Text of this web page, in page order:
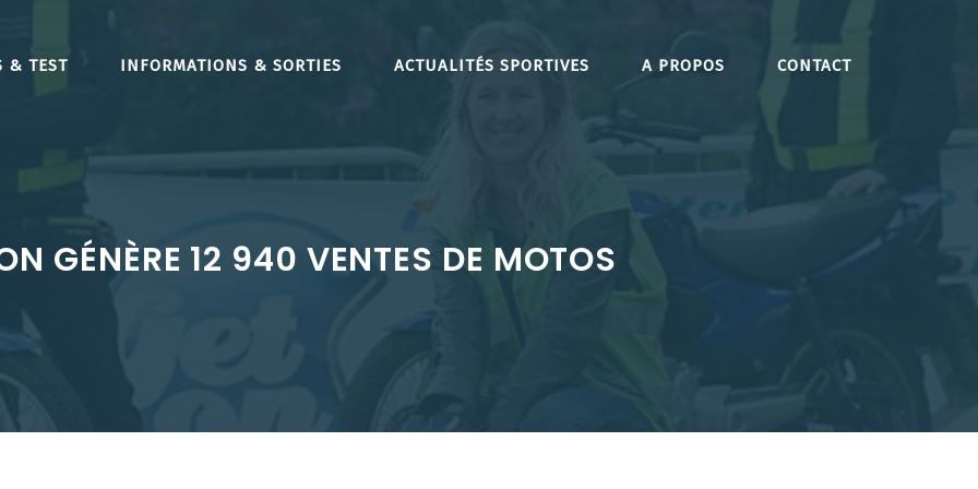
& TEST INFORMATIONS & SORTIES ACTUALITÉS SPORTIVES A PROPOS CONTACT
GÉNÈRE 12 940 VENTES DE MOTOS